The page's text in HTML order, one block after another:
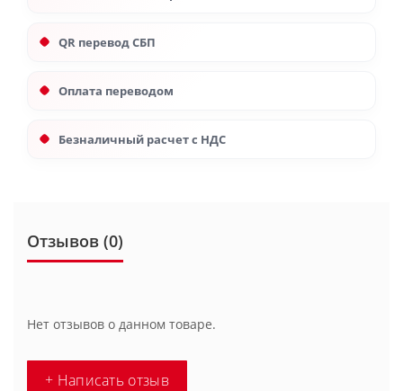
QR перевод СБП
Оплата переводом
Безналичный расчет с НДС
Отзывов (0)
Нет отзывов о данном товаре.
+ Написать отзыв